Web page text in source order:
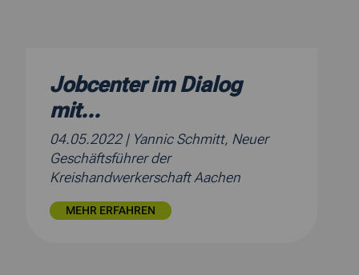
Jobcenter im Dialog
mit...
04.05.2022 | Yannic Schmitt, Neuer
Geschäftsführer der
Kreishandwerkerschaft Aachen
MEHR ERFAHREN